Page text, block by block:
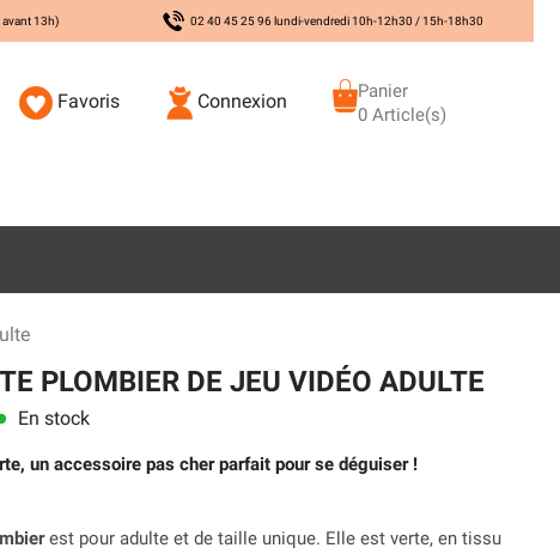
avant 13h) 02 40 45 25 96 lundi-vendredi 10h-12h30 / 15h-18h30
Favoris Connexion
Panier
0 Article(s)
PLOMBIER DE JEU VIDÉO ADULTE
En stock
un accessoire pas cher parfait pour se déguiser !
est pour adulte et de taille unique. Elle est verte, en tissu